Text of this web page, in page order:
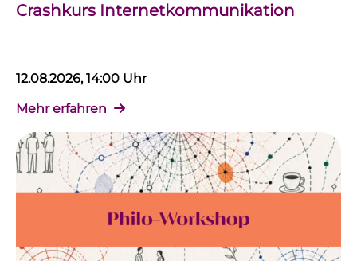
Crashkurs Internetkommunikation
12.08.2026, 14:00 Uhr
Mehr erfahren